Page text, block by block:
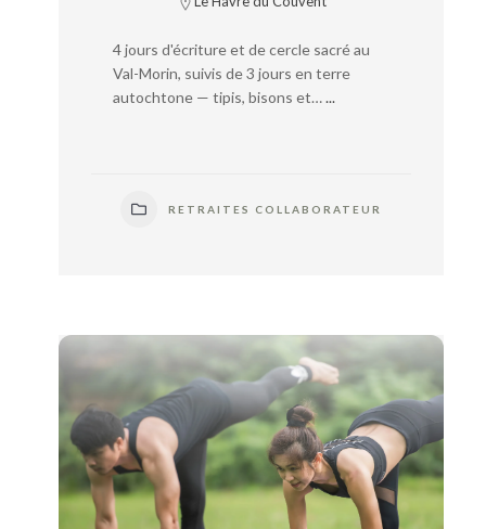
4 jours d'écriture et de cercle sacré au
Val-Morin, suivis de 3 jours en terre
autochtone — tipis, bisons et…...
RETRAITES COLLABORATEUR